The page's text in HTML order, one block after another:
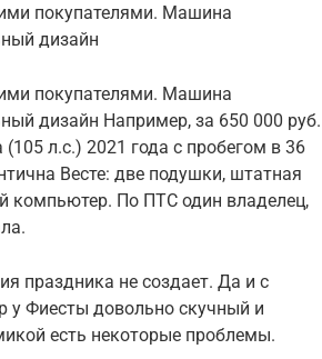
покупателями. Машина
дизайн
покупателями. Машина
дизайн Например, за 650 000 руб.
л.с.) 2021 года с пробегом в 36
Весте: две подушки, штатная
компьютер. По ПТС один владелец,
праздника не создает. Да и с
у Фиесты довольно скучный и
есть некоторые проблемы.